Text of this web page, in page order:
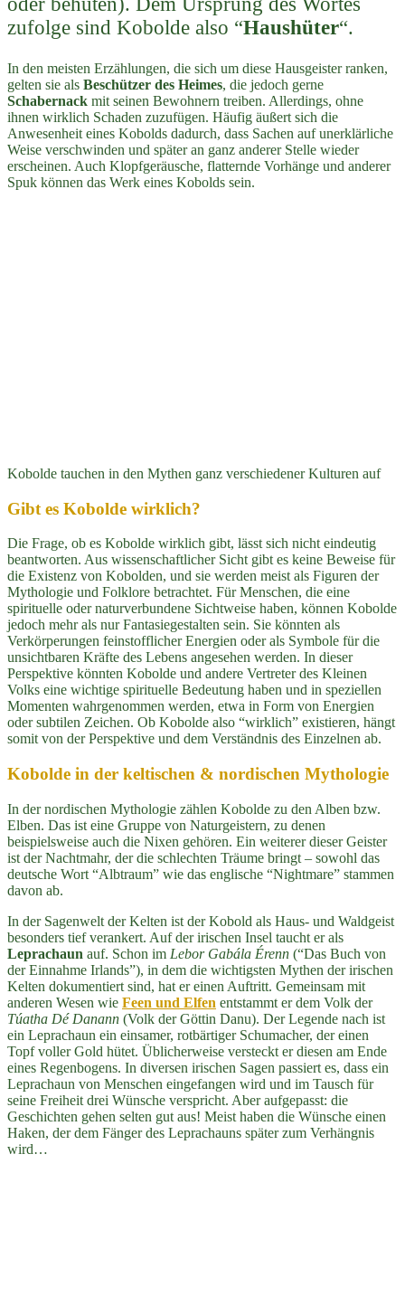
zufolge sind Kobolde also “Haushüter“.
In den meisten Erzählungen, die sich um diese Hausgeister ranken,
gelten sie als Beschützer des Heimes, die jedoch gerne
Schabernack mit seinen Bewohnern treiben. Allerdings, ohne
ihnen wirklich Schaden zuzufügen. Häufig äußert sich die
Anwesenheit eines Kobolds dadurch, dass Sachen auf unerklärliche
Weise verschwinden und später an ganz anderer Stelle wieder
erscheinen. Auch Klopfgeräusche, flatternde Vorhänge und anderer
Spuk können das Werk eines Kobolds sein.
Kobolde tauchen in den Mythen ganz verschiedener Kulturen auf
Gibt es Kobolde wirklich?
Die Frage, ob es Kobolde wirklich gibt, lässt sich nicht eindeutig
beantworten. Aus wissenschaftlicher Sicht gibt es keine Beweise für
die Existenz von Kobolden, und sie werden meist als Figuren der
Mythologie und Folklore betrachtet. Für Menschen, die eine
spirituelle oder naturverbundene Sichtweise haben, können Kobolde
jedoch mehr als nur Fantasiegestalten sein. Sie könnten als
Verkörperungen feinstofflicher Energien oder als Symbole für die
unsichtbaren Kräfte des Lebens angesehen werden. In dieser
Perspektive könnten Kobolde und andere Vertreter des Kleinen
Volks eine wichtige spirituelle Bedeutung haben und in speziellen
Momenten wahrgenommen werden, etwa in Form von Energien
oder subtilen Zeichen. Ob Kobolde also “wirklich” existieren, hängt
somit von der Perspektive und dem Verständnis des Einzelnen ab.
Kobolde in der keltischen & nordischen Mythologie
In der nordischen Mythologie zählen Kobolde zu den Alben bzw.
Elben. Das ist eine Gruppe von Naturgeistern, zu denen
beispielsweise auch die Nixen gehören. Ein weiterer dieser Geister
ist der Nachtmahr, der die schlechten Träume bringt – sowohl das
deutsche Wort “Albtraum” wie das englische “Nightmare” stammen
davon ab.
In der Sagenwelt der Kelten ist der Kobold als Haus- und Waldgeist
besonders tief verankert. Auf der irischen Insel taucht er als
Leprachaun auf. Schon im Lebor Gabála Érenn (“Das Buch von
der Einnahme Irlands”), in dem die wichtigsten Mythen der irischen
Kelten dokumentiert sind, hat er einen Auftritt. Gemeinsam mit
anderen Wesen wie Feen und Elfen entstammt er dem Volk der
Túatha Dé Danann (Volk der Göttin Danu). Der Legende nach ist
ein Leprachaun ein einsamer, rotbärtiger Schumacher, der einen
Topf voller Gold hütet. Üblicherweise versteckt er diesen am Ende
eines Regenbogens. In diversen irischen Sagen passiert es, dass ein
Leprachaun von Menschen eingefangen wird und im Tausch für
seine Freiheit drei Wünsche verspricht. Aber aufgepasst: die
Geschichten gehen selten gut aus! Meist haben die Wünsche einen
Haken, der dem Fänger des Leprachauns später zum Verhängnis
wird…